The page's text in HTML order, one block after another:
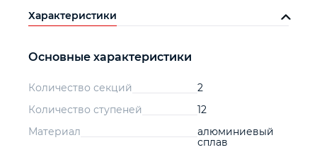
Характеристики
Основные характеристики
Количество секций
2
Количество ступеней
12
Материал
алюминиевый
сплав